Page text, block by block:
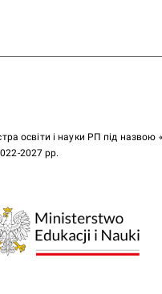
освіти і науки РП під
2027 рр.